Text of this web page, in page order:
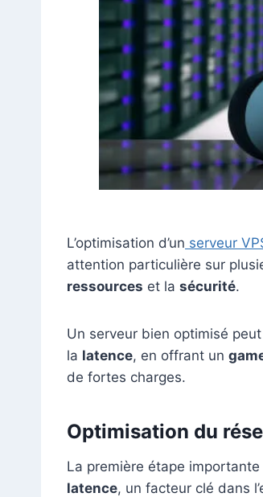
L’optimisation d’un serveur
attention particulière sur
ressources et la sécurité.
Un serveur bien optimisé
la latence, en offrant un
de fortes charges.
Optimisation du
La première étape importante
latence, un facteur clé dans